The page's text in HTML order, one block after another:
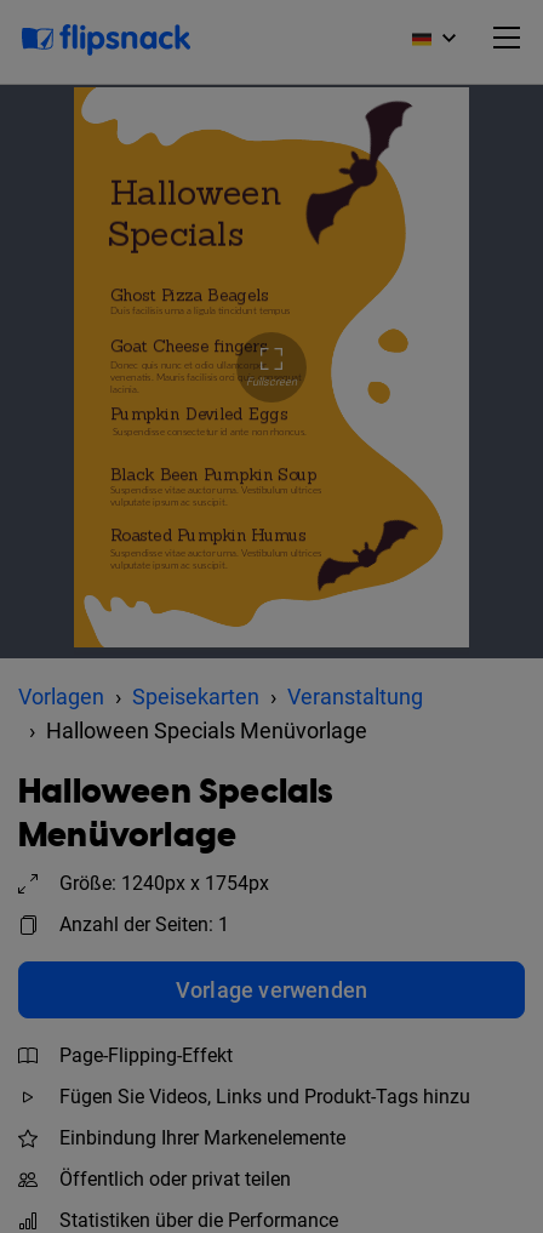
Vorlagen Speisekarten
Veranstaltung
Halloween Specials Menüvorlage
Halloween Specials
Menüvorlage
Größe: 1240px x 1754px
Anzahl der Seiten: 1
Vorlage verwenden
Page-Flipping-Effekt
Fügen Sie Videos, Links und Produkt-Tags hinzu
Einbindung Ihrer Markenelemente
Öffentlich oder privat teilen
Statistiken über die Performance